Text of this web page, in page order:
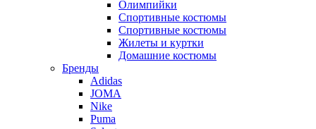
Олимпийки
Спортивные костюмы
Спортивные костюмы
Жилеты и куртки
Домашние костюмы
Бренды
Adidas
JOMA
Nike
Puma